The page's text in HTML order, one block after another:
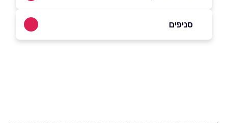
באתר באינסטגרם
סניפים